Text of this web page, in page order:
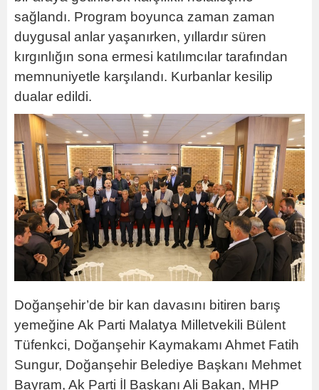
sağlandı. Program boyunca zaman zaman
duygusal anlar yaşanırken, yıllardır süren
kırgınlığın sona ermesi katılımcılar tarafından
memnuniyetle karşılandı. Kurbanlar kesilip
dualar edildi.
Doğanşehir’de bir kan davasını bitiren barış
yemeğine Ak Parti Malatya Milletvekili Bülent
Tüfenkci, Doğanşehir Kaymakamı Ahmet Fatih
Sungur, Doğanşehir Belediye Başkanı Mehmet
Bayram, Ak Parti İl Başkanı Ali Bakan, MHP